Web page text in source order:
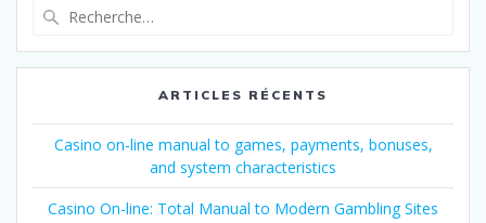
:
ARTICLES RÉCENTS
Casino on-line manual to games, payments, bonuses,
and system characteristics
Casino On-line: Total Manual to Modern Gambling Sites